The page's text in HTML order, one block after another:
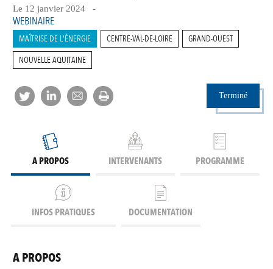
Le 12 janvier 2024 -
WEBINAIRE
MAÎTRISE DE L'ÉNERGIE CENTRE-VAL-DE-LOIRE
GRAND-OUEST
NOUVELLE AQUITAINE
Terminé
A PROPOS INTERVENANTS PROGRAMME
INFOS PRATIQUES DOCUMENTATION
A PROPOS